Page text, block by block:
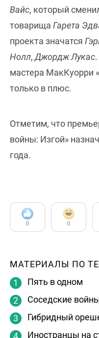
Вайс, который
товарища Гарета
проекта значатся
Нолл, Джордж Лукас
мастера МакКуорри
только в плюс.
Отметим, что
войны: Изгой»
года.
0 0
МАТЕРИАЛЫ ПО
Пять в одном
Соседские
Гибридный
Иностранцы на